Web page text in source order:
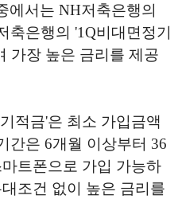
에서는 NH저축은행의
축은행의 '1Q비대면정기
가장 높은 금리를 제공
적금'은 최소 가입금액
간은 6개월 이상부터 36
트폰으로 가입 가능하
조건 없이 높은 금리를